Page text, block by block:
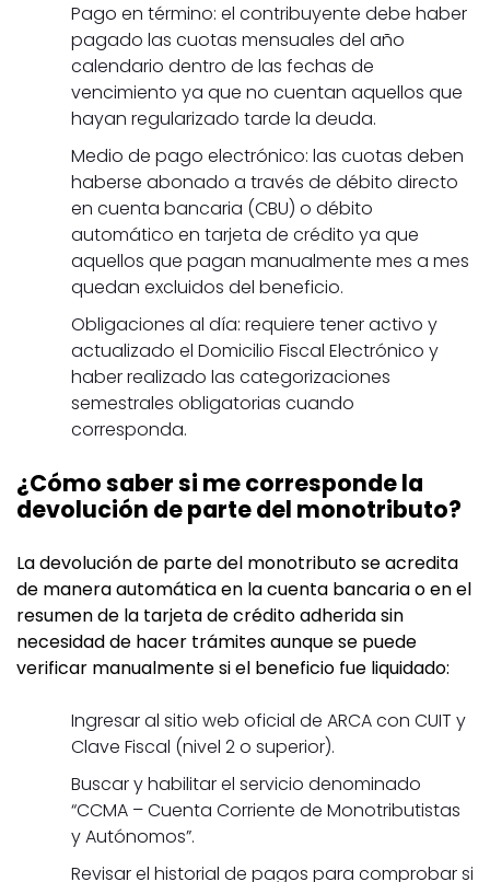
Pago en término: el contribuyente debe haber
pagado las cuotas mensuales del año
calendario dentro de las fechas de
vencimiento ya que no cuentan aquellos que
hayan regularizado tarde la deuda.
Medio de pago electrónico: las cuotas deben
haberse abonado a través de débito directo
en cuenta bancaria (CBU) o débito
automático en tarjeta de crédito ya que
aquellos que pagan manualmente mes a mes
quedan excluidos del beneficio.
Obligaciones al día: requiere tener activo y
actualizado el Domicilio Fiscal Electrónico y
haber realizado las categorizaciones
semestrales obligatorias cuando
corresponda.
¿Cómo saber si me corresponde la
devolución de parte del monotributo?
La devolución de parte del monotributo se acredita
de manera automática en la cuenta bancaria o en el
resumen de la tarjeta de crédito adherida sin
necesidad de hacer trámites aunque se puede
verificar manualmente si el beneficio fue liquidado:
Ingresar al sitio web oficial de ARCA con CUIT y
Clave Fiscal (nivel 2 o superior).
Buscar y habilitar el servicio denominado
“CCMA – Cuenta Corriente de Monotributistas
y Autónomos”.
Revisar el historial de pagos para comprobar si